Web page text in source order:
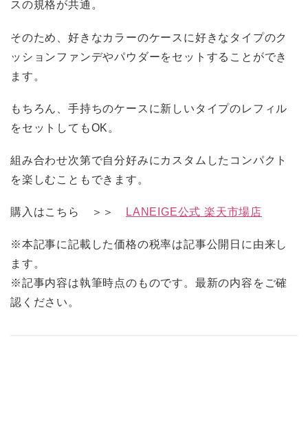
スの規格が共通。
そのため、好きなカラーのケースに好きなタイプのク
ッションファンデやパウダーをセットすることができ
ます。
もちろん、手持ちのケースに新しいタイプのレフィル
をセットしてもOK。
組み合わせ次第で自分好みにカスタムしたコンパクト
を楽しむこともできます。
購入はこちら ＞＞ LANEIGE公式 楽天市場店
※本記事に記載した価格の税率は記事公開日に由来し
ます。
※記事内容は執筆時点のものです。最新の内容をご確
認ください。